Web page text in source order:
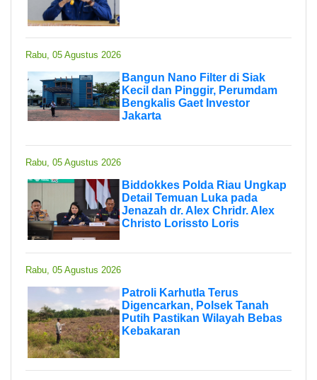
Rabu, 05 Agustus 2026
Bangun Nano Filter di Siak
Kecil dan Pinggir, Perumdam
Bengkalis Gaet Investor
Jakarta
Rabu, 05 Agustus 2026
Biddokkes Polda Riau Ungkap
Detail Temuan Luka pada
Jenazah dr. Alex Chridr. Alex
Christo Lorissto Loris
Rabu, 05 Agustus 2026
Patroli Karhutla Terus
Digencarkan, Polsek Tanah
Putih Pastikan Wilayah Bebas
Kebakaran